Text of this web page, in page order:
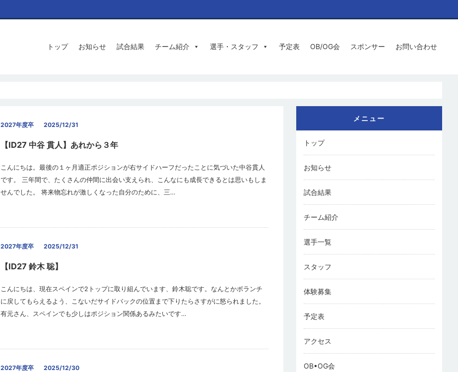
トップ お知らせ 試合結果 チーム紹介 選手・スタッフ 予定表 OB/OG会 スポンサー お問い合わせ
2027年度卒 2025/12/31
【ID27 中谷 貫人】あれから３年
こんにちは。最後の１ヶ月適正ポジションが右サイドハーフだったことに気づいた中谷貫人
です。 三年間で、たくさんの仲間に出会い支えられ、こんなにも成長できるとは思いもしま
せんでした。 将来物忘れが激しくなった自分のために、三…
2027年度卒 2025/12/31
【ID27 鈴木 聡】
こんにちは、現在スペインで2トップに取り組んでいます、鈴木聡です。なんとかボランチ
に戻してもらえるよう、こないだサイドバックの位置まで下りたらさすがに怒られました。
有元さん、スペインでも少しはポジション関係あるみたいです…
2027年度卒 2025/12/30
メニュー
トップ
お知らせ
試合結果
チーム紹介
選手一覧
スタッフ
体験募集
予定表
アクセス
OB•OG会